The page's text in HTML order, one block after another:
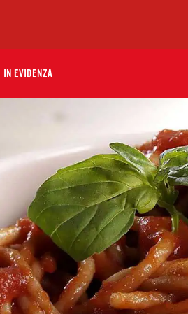
IN EVIDENZA